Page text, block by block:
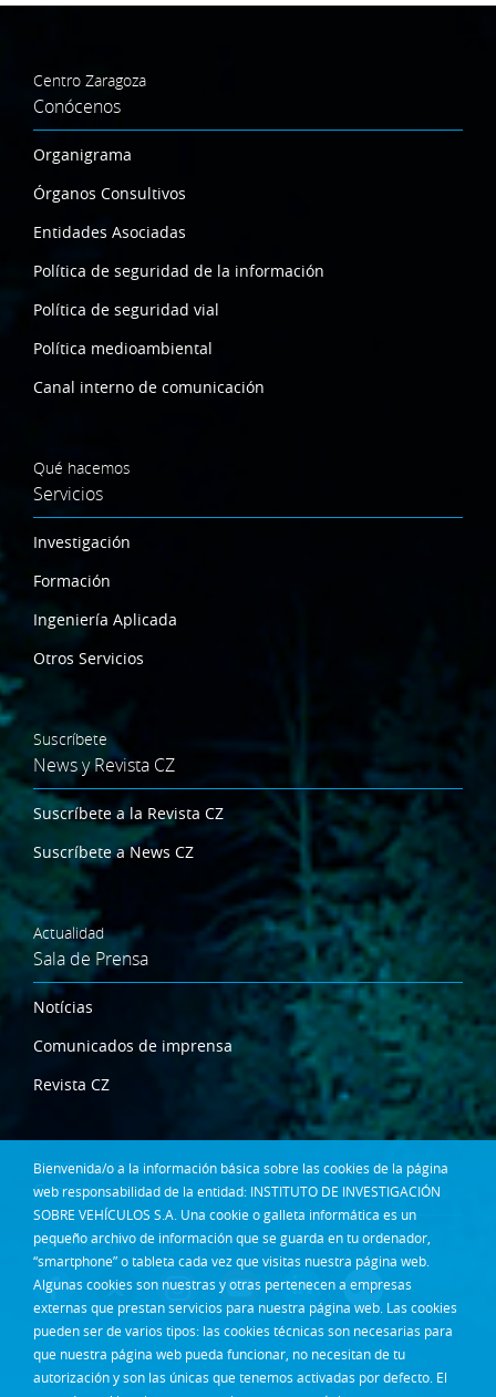
Bienvenida/o a la información básica sobre las cookies de la página
web responsabilidad de la entidad: INSTITUTO DE INVESTIGACIÓN
SOBRE VEHÍCULOS S.A. Una cookie o galleta informática es un
pequeño archivo de información que se guarda en tu ordenador,
“smartphone” o tableta cada vez que visitas nuestra página web.
Algunas cookies son nuestras y otras pertenecen a empresas
externas que prestan servicios para nuestra página web. Las cookies
pueden ser de varios tipos: las cookies técnicas son necesarias para
que nuestra página web pueda funcionar, no necesitan de tu
autorización y son las únicas que tenemos activadas por defecto. El
Centro Zaragoza
Conócenos
Organigrama
Órganos Consultivos
Entidades Asociadas
Política de seguridad de la información
Política de seguridad vial
Política medioambiental
Canal interno de comunicación
Qué hacemos
Servicios
Investigación
Formación
Ingeniería Aplicada
Otros Servicios
Suscríbete
News y Revista CZ
Suscríbete a la Revista CZ
Suscríbete a News CZ
Actualidad
Sala de Prensa
Notícias
Comunicados de imprensa
Revista CZ
Dónde estamos
Contacta
Síguenos en: